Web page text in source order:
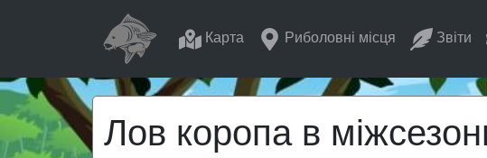
Карта Риболовні місця Звіти
Лов коропа в